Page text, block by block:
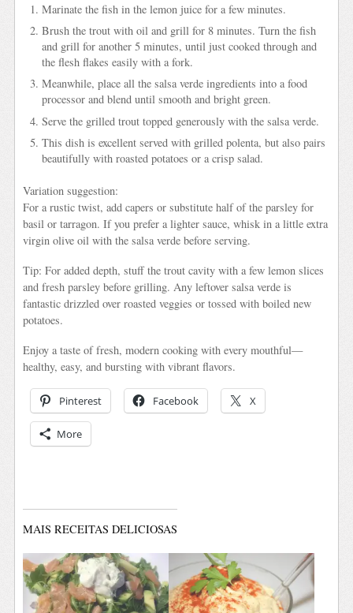
Marinate the fish in the lemon juice for a few minutes.
Brush the trout with oil and grill for 8 minutes. Turn the fish
and grill for another 5 minutes, until just cooked through and
the flesh flakes easily with a fork.
Meanwhile, place all the salsa verde ingredients into a food
processor and blend until smooth and bright green.
Serve the grilled trout topped generously with the salsa verde.
This dish is excellent served with grilled polenta, but also pairs
beautifully with roasted potatoes or a crisp salad.
Variation suggestion:
For a rustic twist, add capers or substitute half of the parsley for
basil or tarragon. If you prefer a lighter sauce, whisk in a little extra
virgin olive oil with the salsa verde before serving.
Tip: For added depth, stuff the trout cavity with a few lemon slices
and fresh parsley before grilling. Any leftover salsa verde is
fantastic drizzled over roasted veggies or tossed with boiled new
potatoes.
Enjoy a taste of fresh, modern cooking with every mouthful—
healthy, easy, and bursting with vibrant flavors.
Pinterest Facebook X
More
MAIS RECEITAS DELICIOSAS